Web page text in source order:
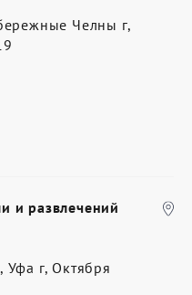
Челны г,
и развлечений
Уфа г, Октября